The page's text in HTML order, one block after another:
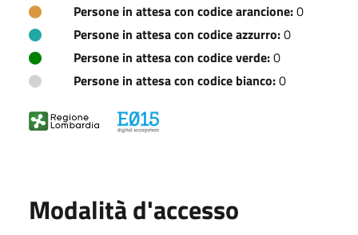
Persone in attesa con codice arancione:0
Persone in attesa con codice azzurro:0
Persone in attesa con codice verde:0
Persone in attesa con codice bianco:0
Modalità d'accesso